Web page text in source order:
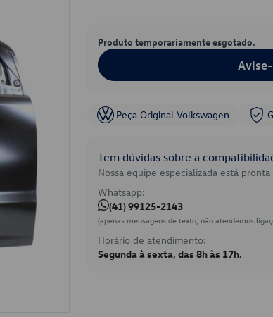
Produto temporariamente esgotado.
Peça Original Volkswagen
Tem dúvidas sobre a
Nossa equipe especializada está pronta
Whatsapp:
(41) 99125-2143
(apenas mensagens de texto, não atendemos
Horário de atendimento:
Segunda à sexta, das 8h às 17h.